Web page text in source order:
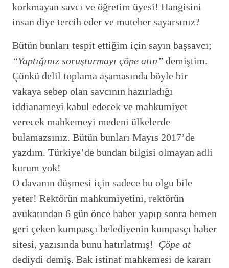
korkmayan savcı ve öğretim üyesi! Hangisini
insan diye tercih eder ve muteber sayarsınız?
Bütün bunları tespit ettiğim için sayın başsavcı;
“Yaptığınız soruşturmayı çöpe atın” demiştim.
Çünkü delil toplama aşamasında böyle bir
vakaya sebep olan savcının hazırladığı
iddianameyi kabul edecek ve mahkumiyet
verecek mahkemeyi medeni ülkelerde
bulamazsınız. Bütün bunları Mayıs 2017’de
yazdım. Türkiye’de bundan bilgisi olmayan adli
kurum yok!
O davanın düşmesi için sadece bu olgu bile
yeter! Rektörün mahkumiyetini, rektörün
avukatından 6 gün önce haber yapıp sonra hemen
geri çeken kumpasçı belediyenin kumpasçı haber
sitesi, yazısında bunu hatırlatmış! Çöpe at
dediydi demiş. Bak istinaf mahkemesi de kararı